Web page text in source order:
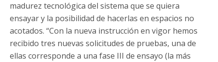
madurez tecnológica del sistema que se quiera
ensayar y la posibilidad de hacerlas en espacios no
acotados. “Con la nueva instrucción en vigor hemos
recibido tres nuevas solicitudes de pruebas, una de
ellas corresponde a una fase III de ensayo (la más